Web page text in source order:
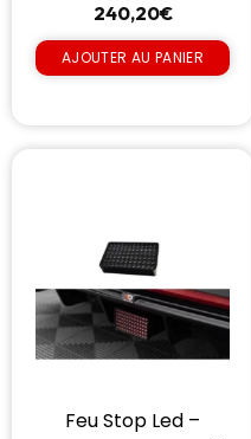
240,20€
AJOUTER AU PANIER
Feu Stop Led –